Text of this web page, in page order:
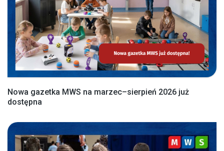
Nowa gazetka MWS na marzec–sierpień 2026 już
dostępna